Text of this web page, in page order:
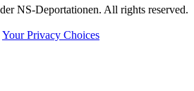
NS-Deportationen. All rights reserved.
Your Privacy Choices